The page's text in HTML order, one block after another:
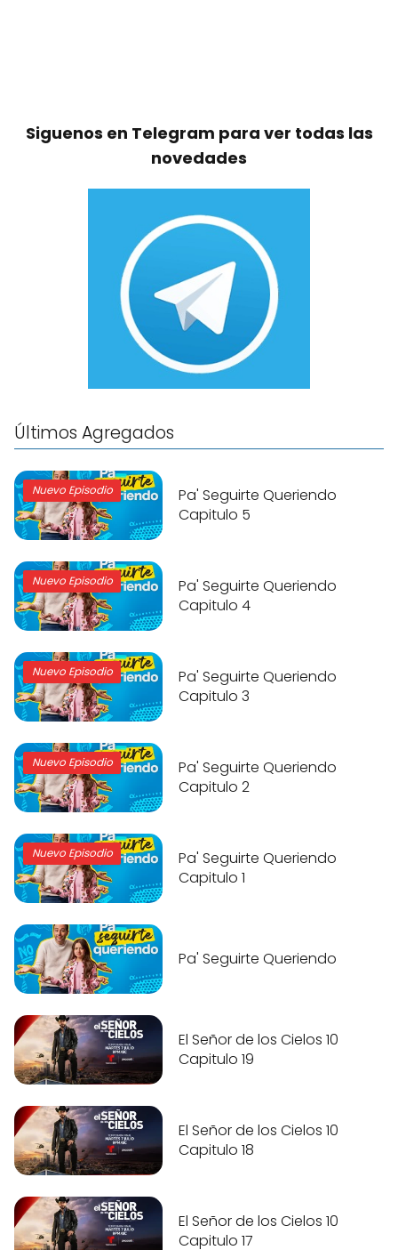
Siguenos en Telegram para ver todas las
novedades
Últimos Agregados
Nuevo Episodio
Pa' Seguirte Queriendo
Capitulo 5
Nuevo Episodio
Pa' Seguirte Queriendo
Capitulo 4
Nuevo Episodio
Pa' Seguirte Queriendo
Capitulo 3
Nuevo Episodio
Pa' Seguirte Queriendo
Capitulo 2
Nuevo Episodio
Pa' Seguirte Queriendo
Capitulo 1
Pa' Seguirte Queriendo
El Señor de los Cielos 10
Capitulo 19
El Señor de los Cielos 10
Capitulo 18
El Señor de los Cielos 10
Capitulo 17